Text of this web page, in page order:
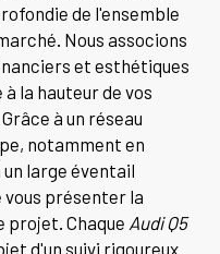
de l'ensemble
Nous associons
et esthétiques
la hauteur de vos
à un réseau
notamment en
un large éventail
présenter la
projet. Chaque Audi Q5
d'un suivi rigoureux